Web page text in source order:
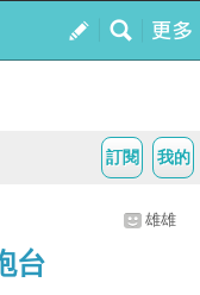
我的
訂閱
雄雄
台